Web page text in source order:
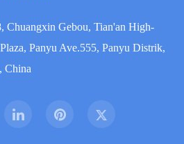
Chuangxin Gebou, Tian'an High-
Panyu Ave.555, Panyu Distrik,
China